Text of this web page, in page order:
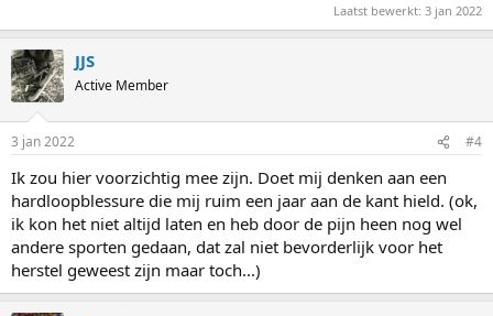
Laatst bewerkt: 3 jan 2022
JJS
Active Member
3 jan 2022 #4
Ik zou hier voorzichtig mee zijn. Doet mij denken aan een
hardloopblessure die mij ruim een jaar aan de kant hield. (ok,
ik kon het niet altijd laten en heb door de pijn heen nog wel
andere sporten gedaan, dat zal niet bevorderlijk voor het
herstel geweest zijn maar toch...)